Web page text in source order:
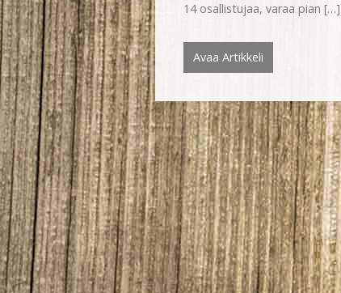
14 osallistujaa, varaa pian […]
Avaa Artikkeli